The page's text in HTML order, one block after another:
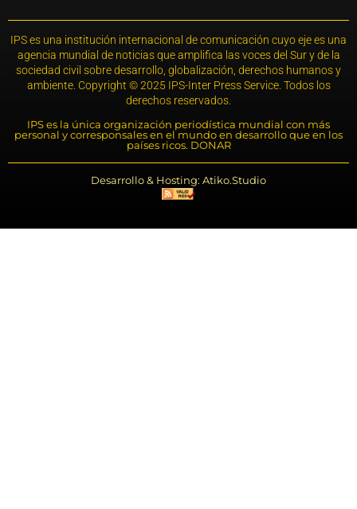
IPS es una institución internacional de comunicación cuyo eje es una
agencia mundial de noticias que amplifica las voces del Sur y de la
sociedad civil sobre desarrollo, globalización, derechos humanos y
ambiente. Copyright © 2025 IPS-Inter Press Service. Todos los
derechos reservados.
IPS es la única organización periodística mundial con más
personal y corresponsales en el mundo en desarrollo que en los
países ricos. DONAR
Desarrollo & Hosting: Atiko.Studio